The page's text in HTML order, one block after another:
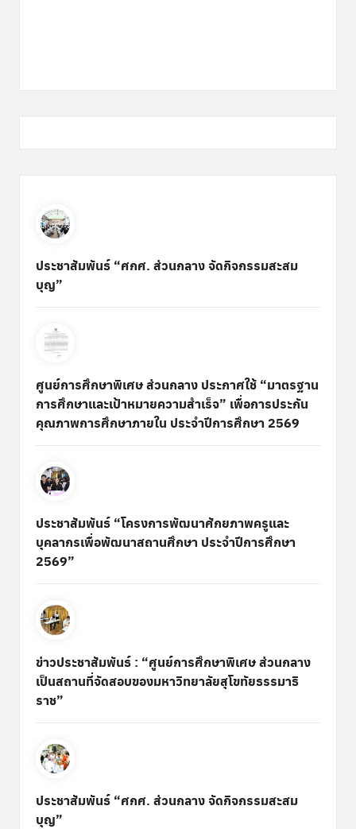
ประชาสัมพันธ์ “ศกศ. ส่วนกลาง จัดกิจกรรมสะสม
บุญ”
ศูนย์การศึกษาพิเศษ ส่วนกลาง ประกาศใช้ “มาตรฐาน
การศึกษาและเป้าหมายความสำเร็จ” เพื่อการประกัน
คุณภาพการศึกษาภายใน ประจำปีการศึกษา 2569
ประชาสัมพันธ์ “โครงการพัฒนาศักยภาพครูและ
บุคลากรเพื่อพัฒนาสถานศึกษา ประจำปีการศึกษา
2569”
ข่าวประชาสัมพันธ์ : “ศูนย์การศึกษาพิเศษ ส่วนกลาง
เป็นสถานที่จัดสอบของมหาวิทยาลัยสุโขทัยธรรมาธิ
ราช”
ประชาสัมพันธ์ “ศกศ. ส่วนกลาง จัดกิจกรรมสะสม
บุญ”